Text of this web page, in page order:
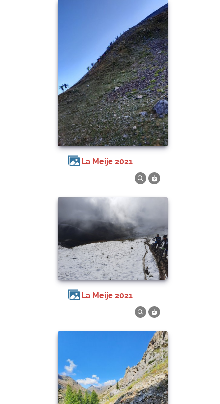
La Meije 2021
La Meije 2021